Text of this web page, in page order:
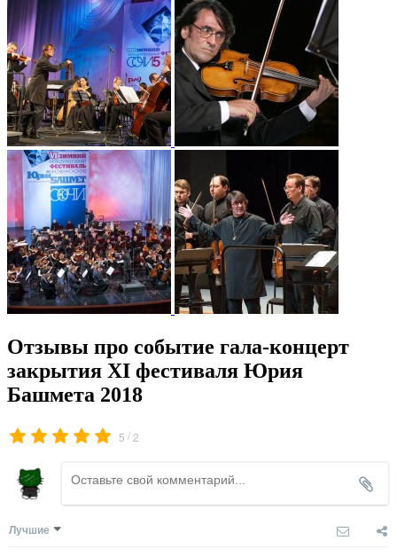
Отзывы про событие гала-концерт
закрытия ХI фестиваля Юрия
Башмета 2018
5 /2
Лучшие